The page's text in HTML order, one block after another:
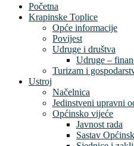
Početna
Krapinske Toplice
Opće informacije
Povijest
Udruge i društva
Udruge –
Turizam i
Ustroj
Načelnica
Jedinstveni upravni
Općinsko vijeće
Javnost rada
Sastav